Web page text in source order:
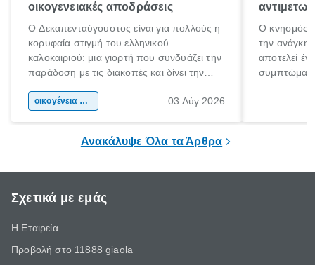
οικογενειακές αποδράσεις
Ο Δεκαπενταύγουστος είναι για πολλούς η
κορυφαία στιγμή του ελληνικού
καλοκαιριού: μια γιορτή που συνδυάζει την
παράδοση με τις διακοπές και δίνει την
χώρας. Είτε πρόκειται για λίγες μέρες
οικογένεια & παιδί 03 Αύγ 2026
Ο κνησμός
την ανάγκη
αποτελεί
Ανακάλυψε Όλα τα Άρθρα
Σχετικά με εμάς
Η Εταιρεία
Προβολή στο 11888 giaola